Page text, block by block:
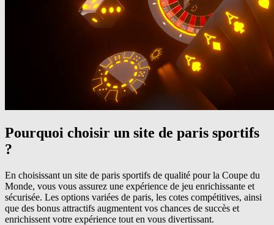
Pourquoi choisir un site de paris sportifs
?
En choisissant un site de paris sportifs de qualité pour la Coupe du
Monde, vous vous assurez une expérience de jeu enrichissante et
sécurisée. Les options variées de paris, les cotes compétitives, ainsi
que des bonus attractifs augmentent vos chances de succès et
enrichissent votre expérience tout en vous divertissant.